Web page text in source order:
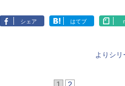
シェア はてブ
よりシ